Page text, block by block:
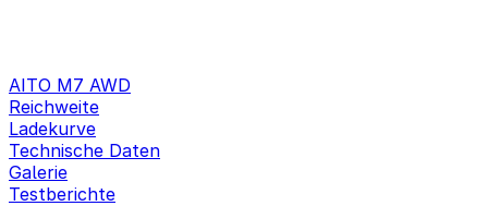
AITO M7 AWD
Reichweite
Ladekurve
Technische Daten
Galerie
Testberichte